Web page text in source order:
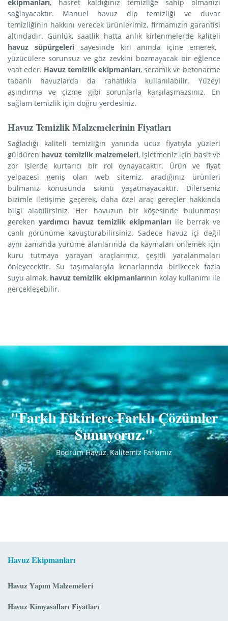
ekipmanları, hasret kaldığınız temizliğe sahip olmanızı
sağlayacaktır. Manuel havuz dip temizliği ve duvar
temizliğinin hakkını verecek ürünlerimiz, firmamızın garantisi
altındadır. Günlük, saatlik hatta anlık kirlenmelerde kaliteli
havuz süpürgelerisayesinde kiri anında içine emerek,
yüzücülere sorunsuz ve göz zevkini bozmayacak bir eğlence
vaat eder. Havuz temizlik ekipmanları, seramik ve betonarme
tabanlı havuzlarda da rahatlıkla kullanılabilir. Yüzeyi
aşındırma ve çizme gibi sorunlarla karşılaşmazsınız. En
sağlam temizlik için doğru yerdesiniz.
Havuz Temizlik Malzemelerinin Fiyatları
Sağladığı kaliteli temizliğin yanında ucuz fiyatıyla yüzleri
güldüren havuz temizlik malzemeleri, işletmeniz için basit ve
zor işlerde kurtarıcı bir rol oynayacaktır. Ürün ve fiyat
yelpazesi geniş olan web sitemiz, aradığınız ürünleri
bulmanız konusunda sıkıntı yaşatmayacaktır. Dilerseniz
bizimle iletişime geçerek, daha özel araç gereçler hakkında
bilgi alabilirsiniz. Her havuzun bir köşesinde bulunması
gereken yardımcı havuz temizlik ekipmanları ile berrak ve
canlı görünüme kavuşturabilirsiniz. Sadece havuz içi değil
aynı zamanda yürüme alanlarında da kaymaları önlemek için
kuru tutmaya yarayan araçlarımız, çeşitli yaralanmaları
önleyecektir. Su taşımalarıyla kenarlarında birikecek fazla
suyu almak, havuz temizlik ekipmanlarının kolay kullanımı ile
gerçekleşebilir.
"Farklı Fikirlere Farklı Çözümler
Sunuyoruz."
Bodrum Havuz, Kalitemiz Farkımız
Havuz Ekipmanları
Havuz Yapım Malzemeleri
Havuz Kimyasalları Fiyatları